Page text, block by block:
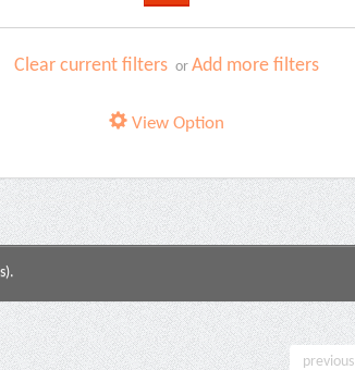
Clear current filters orAdd more filters
View Option
previous